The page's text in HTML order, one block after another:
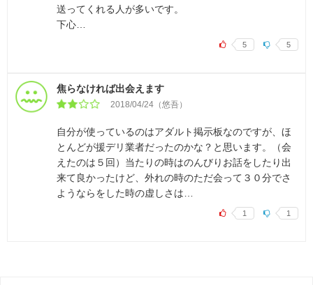
送ってくれる人が多いです。
下心…
5 5
焦らなければ出会えます
2018/04/24（悠吾）
自分が使っているのはアダルト掲示板なのですが、ほ
とんどが援デリ業者だったのかな？と思います。（会
えたのは５回）当たりの時はのんびりお話をしたり出
来て良かったけど、外れの時のただ会って３０分でさ
ようならをした時の虚しさは…
1 1